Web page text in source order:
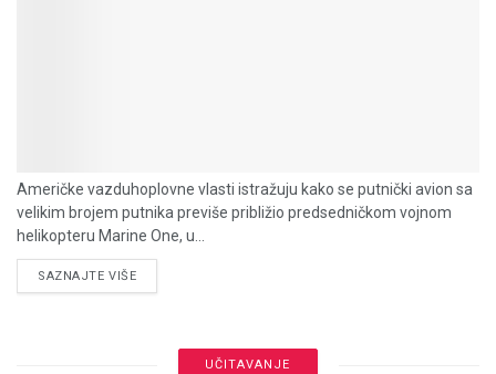
Američke vazduhoplovne vlasti istražuju kako se putnički avion sa
velikim brojem putnika previše približio predsedničkom vojnom
helikopteru Marine One, u...
SAZNAJTE VIŠEDETAILS
UČITAVANJE